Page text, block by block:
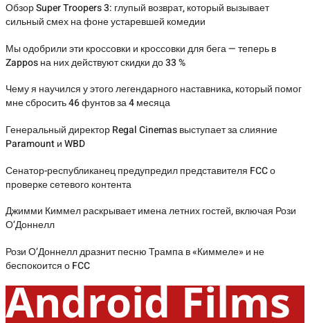
Обзор Super Troopers 3: глупый возврат, который вызывает
сильный смех на фоне устаревшей комедии
Мы одобрили эти кроссовки и кроссовки для бега — теперь в
Zappos на них действуют скидки до 33 %
Чему я научился у этого легендарного наставника, который помог
мне сбросить 46 фунтов за 4 месяца
Генеральный директор Regal Cinemas выступает за слияние
Paramount и WBD
Сенатор-республиканец предупредил представителя FCC о
проверке сетевого контента
Джимми Киммел раскрывает имена летних гостей, включая Рози
О’Доннелл
Рози О’Доннелл дразнит песню Трампа в «Киммеле» и не
беспокоится о FCC
Android Films